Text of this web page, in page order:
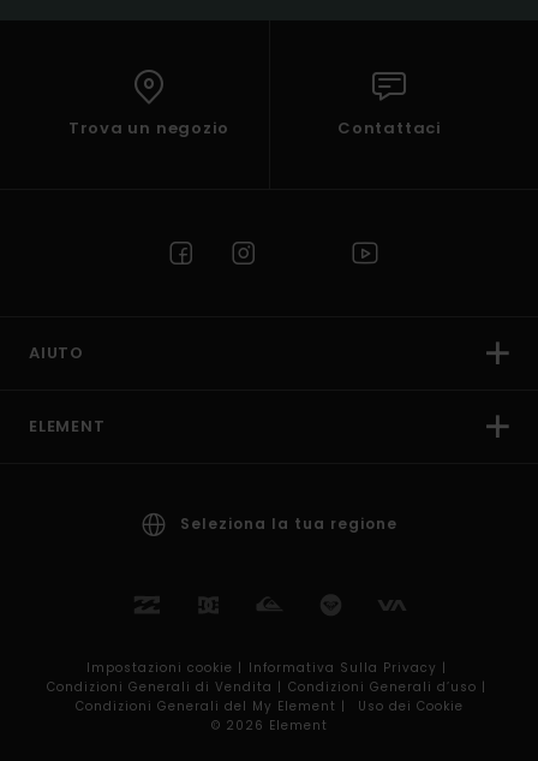
Trova un negozio Contattaci
AIUTO
ELEMENT
Seleziona la tua regione
Impostazioni cookie | Informativa Sulla Privacy |
Condizioni Generali di Vendita | Condizioni Generali d’uso |
Condizioni Generali del My Element |
Uso dei Cookie
© 2026 Element